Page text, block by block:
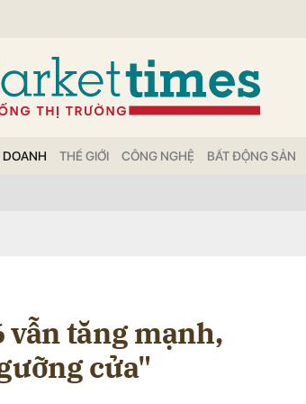
DOANH THẾ GIỚI CÔNG NGHỆ BẤT ĐỘNG SẢN
vẫn tăng mạnh,
cửa"